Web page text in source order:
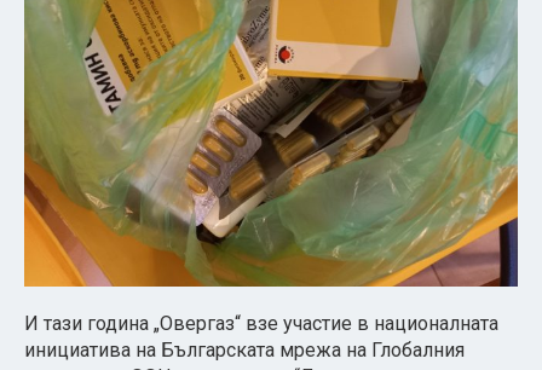
И тази година „Овергаз“ взе участие в националната
инициатива на Българската мрежа на Глобалния